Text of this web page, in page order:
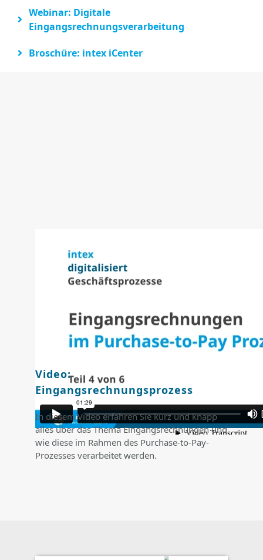
Webinar: Digitale
Eingangsrechnungsverarbeitung
Broschüre: intex iCenter
Video:
Eingangsrechnungsprozess
In diesem Video erfahren Sie kurz und knapp
alles über das Thema Eingangsrechnungen und
wie diese im Rahmen des Purchase-to-Pay-
Prozesses verarbeitet werden.